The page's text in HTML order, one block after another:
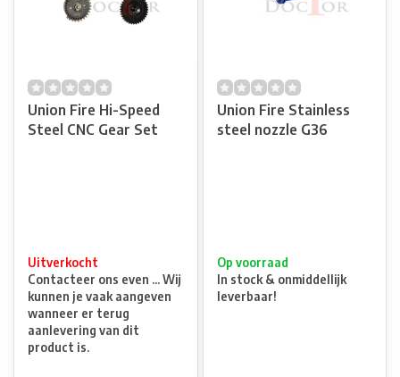
Union Fire Hi-Speed
Steel CNC Gear Set
Uitverkocht
Contacteer ons even ... Wij
kunnen je vaak aangeven
wanneer er terug
aanlevering van dit
product is.
Union Fire Stainless
steel nozzle G36
Op voorraad
In stock & onmiddellijk
leverbaar!